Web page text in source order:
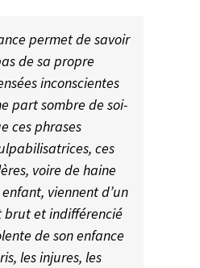
permet de savoir
de sa propre
inconscientes
part sombre de soi-
ces phrases
ces
voire de haine
viennent d’un
brut et indifférencié
de son enfance
les injures, les